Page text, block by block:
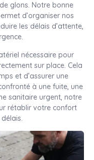
glons. Notre bonne
d’organiser nos
les délais d’attente,
nécessaire pour
sur place. Cela
et d’assurer une
à une fuite, une
sanitaire urgent, notre
rétablir votre confort